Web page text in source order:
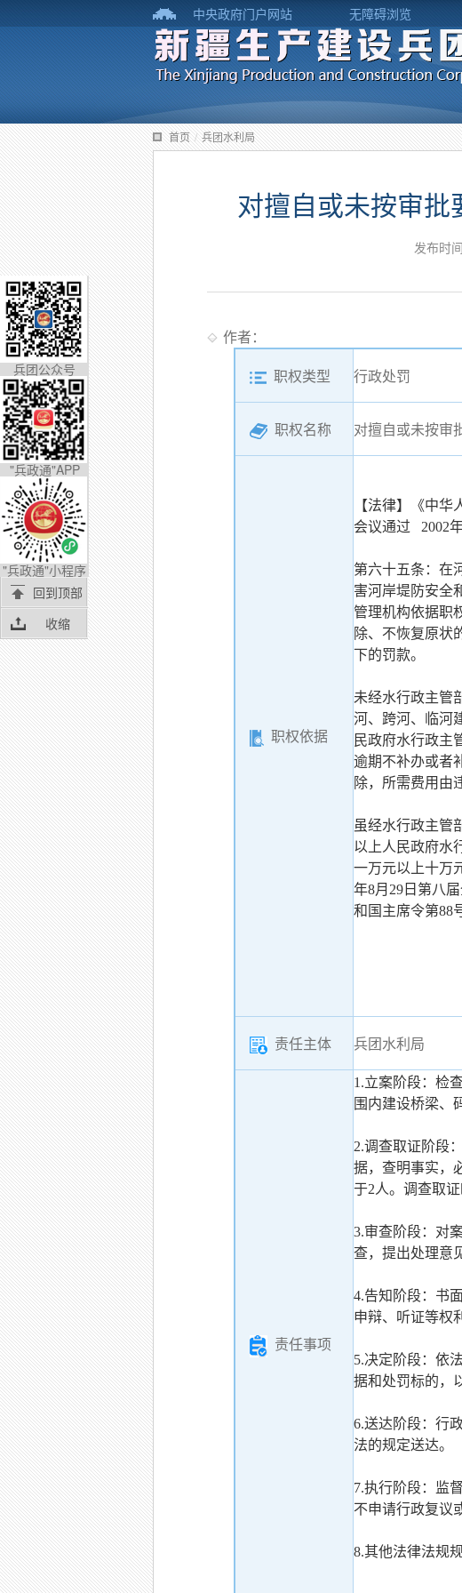
中央政府门户网站 无障碍浏览
首页 / 兵团水利局
对擅自或未按审批
发布时
作者：
职权类型 行政处罚
职权名称 对擅自或未按审
职权依据
【法律】《中
会议通过 2002
第六十五条：在
害河岸堤防安全
管理机构依据职
除、不恢复原状
下的罚款。
未经水行政主管
河、跨河、临河
民政府水行政主
逾期不补办或者
除，所需费用由
虽经水行政主管
以上人民政府水
一万元以上
年8月29日第八
和国主席令第88
责任主体 兵团水利局
责任事项
1.立案阶段：检
围内建设桥梁、
2.调查取证阶段
据，查明事实，
于2人。调查取
3.审查阶段：对
查，提出处理意
4.告知阶段：书
申辩、听证等权
5.决定阶段：依
据和处罚标的，
6.送达阶段：行
法的规定送达。
7.执行阶段：监
不申请行政复议
8.其他法律法规
兵团公众号
"兵政通"APP
"兵政通"小程序
回到顶部
收缩